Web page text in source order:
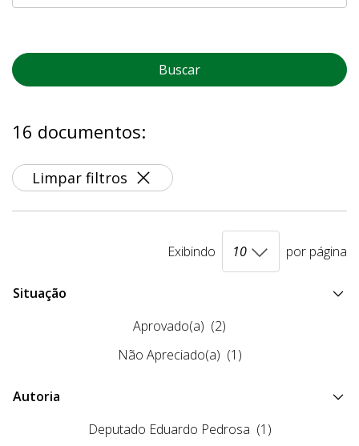
Buscar
16 documentos:
Limpar filtros
Exibindo por página
Situação
Aprovado(a) (2)
Não Apreciado(a) (1)
Autoria
Deputado Eduardo Pedrosa (1)